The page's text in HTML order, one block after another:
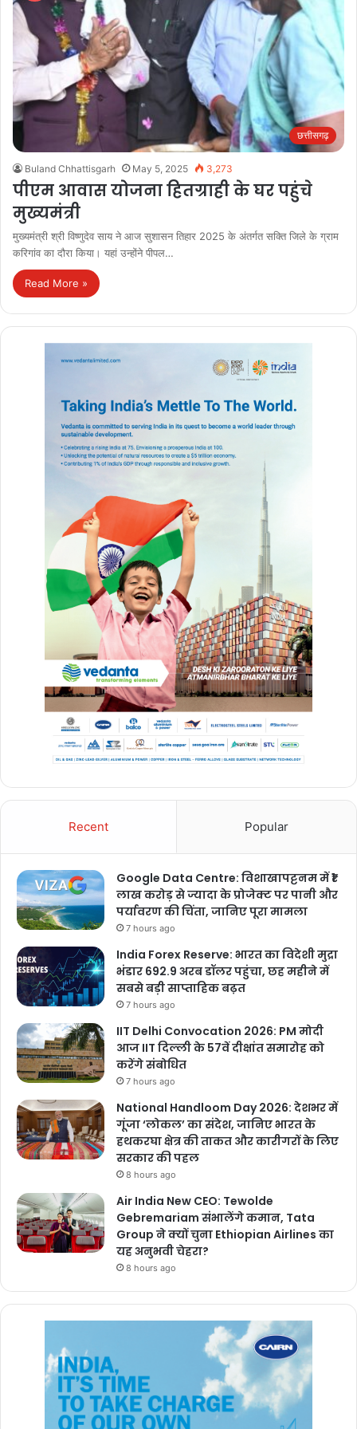
छत्तीसगढ़
Buland Chhattisgarh May 5, 2025 3,273
पीएम आवास योजना हितग्राही के घर पहुंचे
मुख्यमंत्री
मुख्यमंत्री श्री विष्णुदेव साय ने आज सुशासन तिहार 2025 के अंतर्गत सक्ति जिले के ग्राम
करिगांव का दौरा किया। यहां उन्होंने पीपल…
Read More »
Recent Popular
Google Data Centre: विशाखापट्टनम में ₹1
लाख करोड़ से ज्यादा के प्रोजेक्ट पर पानी और
पर्यावरण की चिंता, जानिए पूरा मामला
7 hours ago
India Forex Reserve: भारत का विदेशी मुद्रा
भंडार 692.9 अरब डॉलर पहुंचा, छह महीने में
सबसे बड़ी साप्ताहिक बढ़त
7 hours ago
IIT Delhi Convocation 2026: PM मोदी
आज IIT दिल्ली के 57वें दीक्षांत समारोह को
करेंगे संबोधित
7 hours ago
National Handloom Day 2026: देशभर में
गूंजा ‘लोकल’ का संदेश, जानिए भारत के
हथकरघा क्षेत्र की ताकत और कारीगरों के लिए
सरकार की पहल
8 hours ago
Air India New CEO: Tewolde
Gebremariam संभालेंगे कमान, Tata
Group ने क्यों चुना Ethiopian Airlines का
यह अनुभवी चेहरा?
8 hours ago